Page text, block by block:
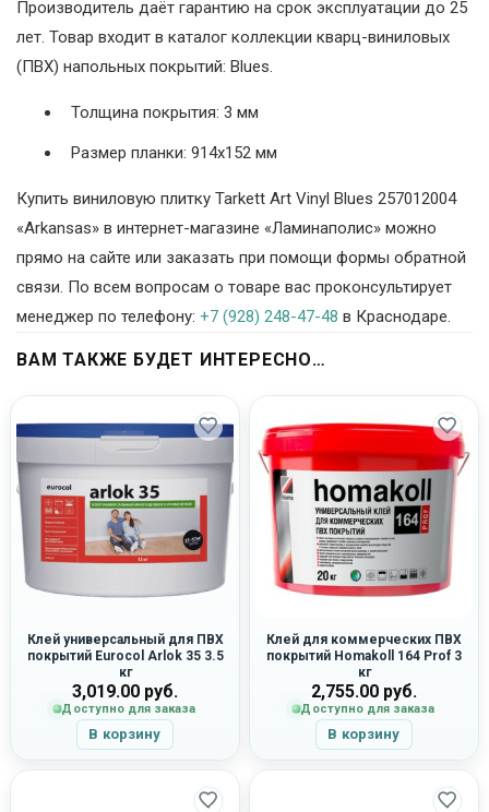
Производитель даёт гарантию на срок эксплуатации до 25
лет. Товар входит в каталог коллекции кварц-виниловых
(ПВХ) напольных покрытий: Blues.
Толщина покрытия: 3 мм
Размер планки: 914х152 мм
Купить виниловую плитку Tarkett Art Vinyl Blues 257012004
«Arkansas» в интернет-магазине «Ламинаполис» можно
прямо на сайте или заказать при помощи формы обратной
связи. По всем вопросам о товаре вас проконсультирует
менеджер по телефону: +7 (928) 248-47-48 в Краснодаре.
ВАМ ТАКЖЕ БУДЕТ ИНТЕРЕСНО…
Клей универсальный для ПВХ
покрытий Eurocol Arlok 35 3.5
кг
3,019.00 руб.
Доступно для заказа
В корзину
Клей для коммерческих ПВХ
покрытий Homakoll 164 Prof 3
кг
2,755.00 руб.
Доступно для заказа
В корзину